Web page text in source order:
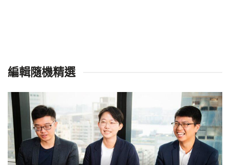
編輯隨機精選